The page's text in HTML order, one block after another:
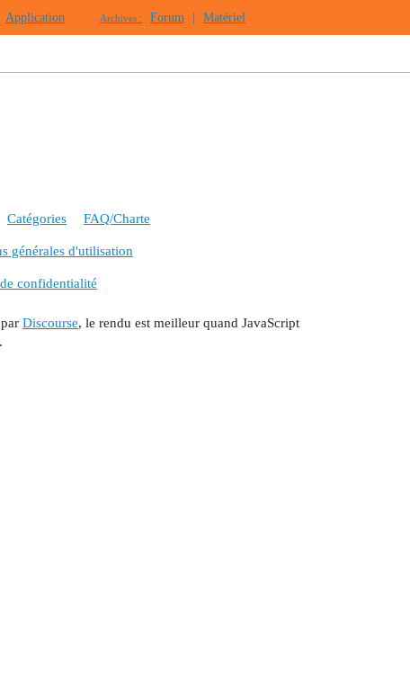
Application Archives : Forum Matériel
Catégories FAQ/Charte
générales d'utilisation
confidentialité
Discourse, le rendu est meilleur quand JavaScript